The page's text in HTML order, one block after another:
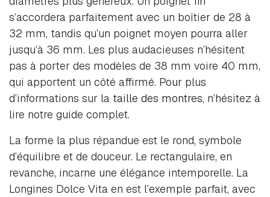
s’accordera parfaitement avec un boîtier de 28 à
32 mm, tandis qu’un poignet moyen pourra aller
jusqu’à 36 mm. Les plus audacieuses n’hésitent
pas à porter des modèles de 38 mm voire 40 mm,
qui apportent un côté affirmé. Pour plus
d’informations sur la taille des montres, n’hésitez à
lire notre guide complet.
La forme la plus répandue est le rond, symbole
d’équilibre et de douceur. Le rectangulaire, en
revanche, incarne une élégance intemporelle. La
Longines Dolce Vita en est l’exemple parfait, avec